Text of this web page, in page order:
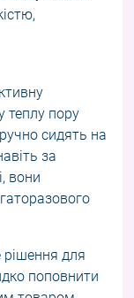
теплу пору
сидять на
за
вони
для
поповнити